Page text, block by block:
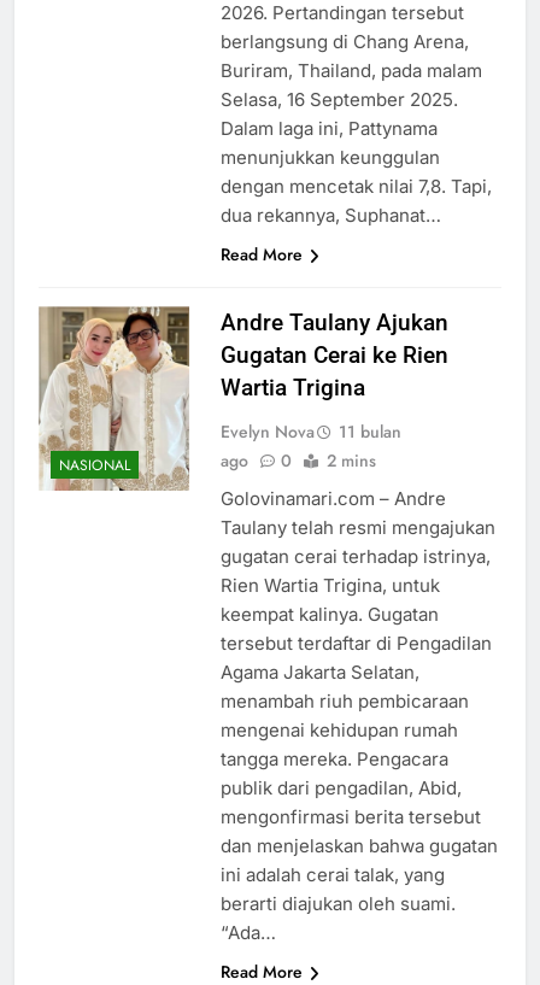
2026. Pertandingan tersebut
berlangsung di Chang Arena,
Buriram, Thailand, pada malam
Selasa, 16 September 2025.
Dalam laga ini, Pattynama
menunjukkan keunggulan
dengan mencetak nilai 7,8. Tapi,
dua rekannya, Suphanat…
Read More
NASIONAL
Andre Taulany Ajukan
Gugatan Cerai ke Rien
Wartia Trigina
Evelyn Nova
11 bulan
ago
0 2 mins
Golovinamari.com – Andre
Taulany telah resmi mengajukan
gugatan cerai terhadap istrinya,
Rien Wartia Trigina, untuk
keempat kalinya. Gugatan
tersebut terdaftar di Pengadilan
Agama Jakarta Selatan,
menambah riuh pembicaraan
mengenai kehidupan rumah
tangga mereka. Pengacara
publik dari pengadilan, Abid,
mengonfirmasi berita tersebut
dan menjelaskan bahwa gugatan
ini adalah cerai talak, yang
berarti diajukan oleh suami.
“Ada…
Read More